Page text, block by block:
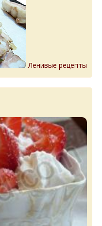
Ленивые рецепты